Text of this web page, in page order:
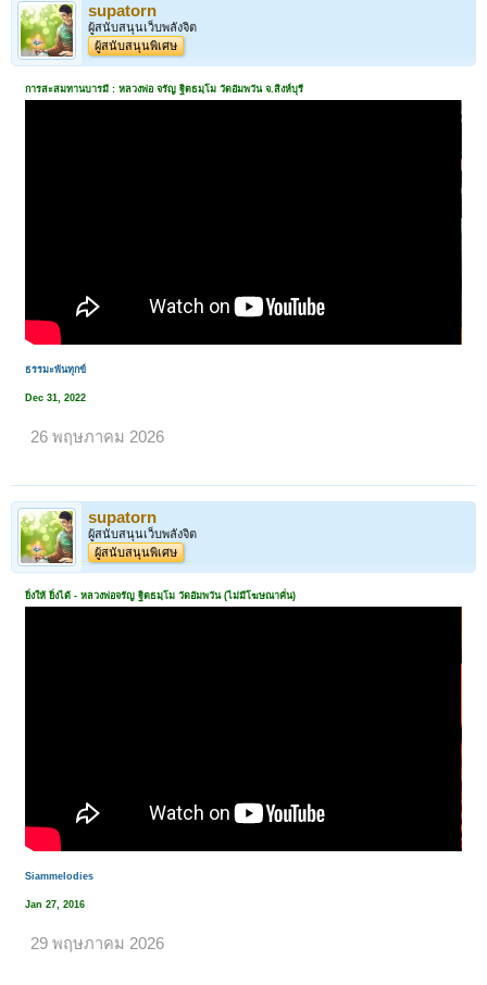
supatorn
ผู้สนับสนุนเว็บพลังจิต
ผู้สนับสนุนพิเศษ
การสะสมทานบารมี : หลวงพ่อ จรัญ ฐิตธมฺโม วัดอัมพวัน จ.สิงห์บุรี
ธรรมะพ้นทุกข์
Dec 31, 2022
26 พฤษภาคม 2026
supatorn
ผู้สนับสนุนเว็บพลังจิต
ผู้สนับสนุนพิเศษ
ยิ่งให้ ยิ่งได้ - หลวงพ่อจรัญ ฐิตธมฺโม วัดอัมพวัน (ไม่มีโฆษณาคั่น)
Siammelodies
Jan 27, 2016
29 พฤษภาคม 2026